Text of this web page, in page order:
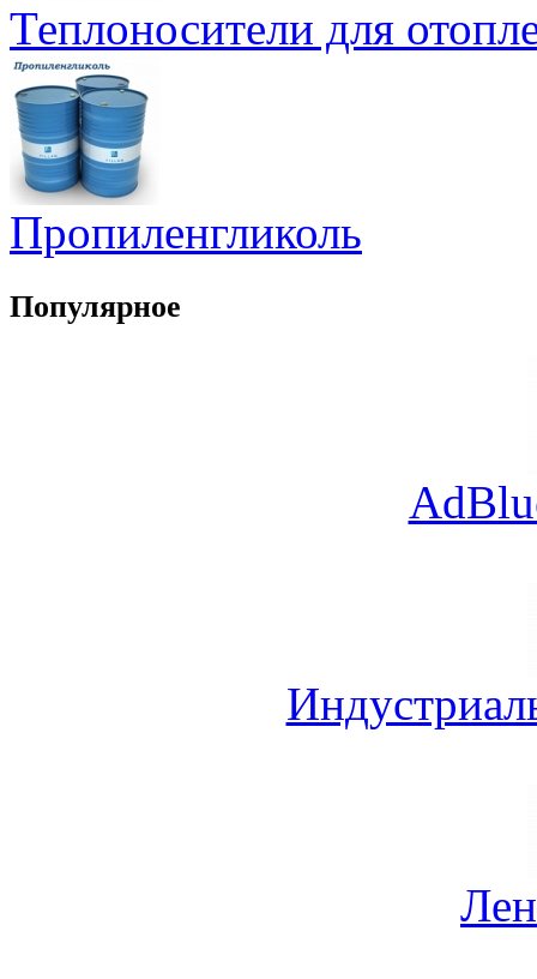
Теплоносители для
Пропиленгликоль
Популярное